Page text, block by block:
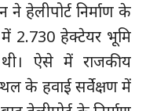
ने हेलीपोर्ट निर्माण के
2.730 हेक्टेयर भूमि
ऐसे में राजकीय
के हवाई सर्वेक्षण में